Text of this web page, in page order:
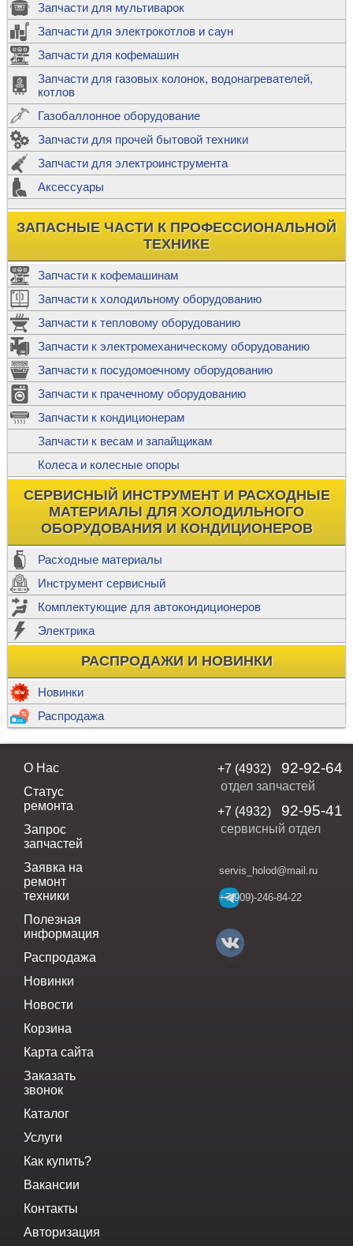
Запчасти для мультиварок
Запчасти для электрокотлов и саун
Запчасти для кофемашин
Запчасти для газовых колонок, водонагревателей,
котлов
Газобаллонное оборудование
Запчасти для прочей бытовой техники
Запчасти для электроинструмента
Аксессуары
ЗАПАСНЫЕ ЧАСТИ К ПРОФЕССИОНАЛЬНОЙ
ТЕХНИКЕ
Запчасти к кофемашинам
Запчасти к холодильному оборудованию
Запчасти к тепловому оборудованию
Запчасти к электромеханическому оборудованию
Запчасти к посудомоечному оборудованию
Запчасти к прачечному оборудованию
Запчасти к кондиционерам
Запчасти к весам и запайщикам
Колеса и колесные опоры
СЕРВИСНЫЙ ИНСТРУМЕНТ И РАСХОДНЫЕ
МАТЕРИАЛЫ ДЛЯ ХОЛОДИЛЬНОГО
ОБОРУДОВАНИЯ И КОНДИЦИОНЕРОВ
Расходные материалы
Инструмент сервисный
Комплектующие для автокондиционеров
Электрика
РАСПРОДАЖИ И НОВИНКИ
Новинки
Распродажа
О Нас
Статус
ремонта
Запрос
запчастей
Заявка на
ремонт
техники
Полезная
информация
Распродажа
Новинки
Новости
Корзина
Карта сайта
Заказать
звонок
Каталог
Услуги
Как купить?
Вакансии
Контакты
Авторизация
+7 (4932) 92-92-64
отдел запчастей
+7 (4932)
92-95-41
сервисный отдел
servis_holod@mail.ru
+7(909)-246-84-22